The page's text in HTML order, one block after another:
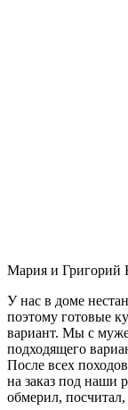
Мария и Григорий
У нас в доме
поэтому готовые
вариант. Мы с
подходящего
После всех
на заказ под наши
обмерил,